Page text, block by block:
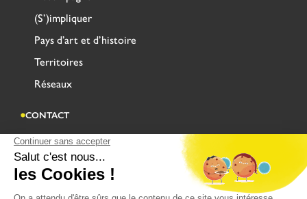
(S’)impliquer
Pays d’art et d’histoire
Territoires
Réseaux
CONTACT
Adresse
Centre Administratif Saint Louis
Rue Saint-Sépulcre CS 90128